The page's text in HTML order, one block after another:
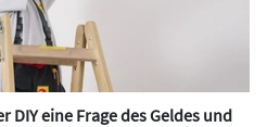
DIY eine Frage des Geldes und